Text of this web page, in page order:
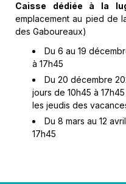
Caisse dédiée à la
emplacement au pied de
des Gaboureaux)
Du 6 au 19
à 17h45
Du 20 décembre
jours de 10h45 à
les jeudis des
Du 8 mars au 12
17h45